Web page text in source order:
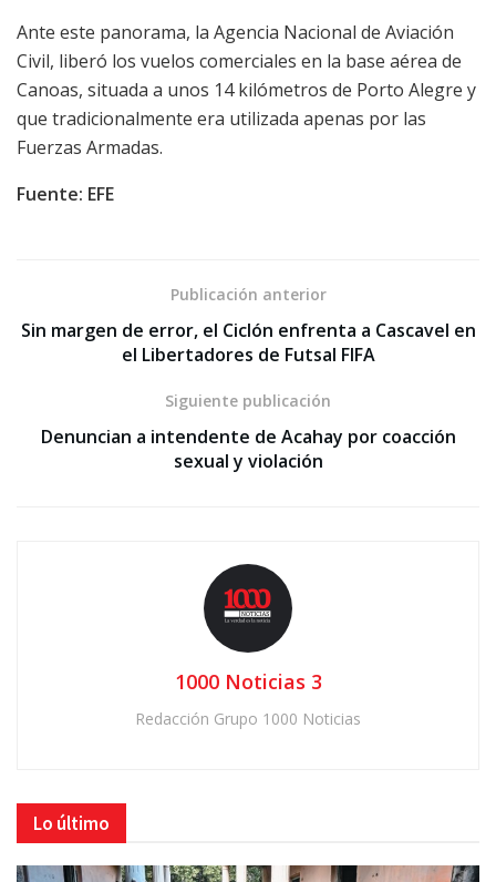
Ante este panorama, la Agencia Nacional de Aviación
Civil, liberó los vuelos comerciales en la base aérea de
Canoas, situada a unos 14 kilómetros de Porto Alegre y
que tradicionalmente era utilizada apenas por las
Fuerzas Armadas.
Fuente: EFE
Publicación anterior
Sin margen de error, el Ciclón enfrenta a Cascavel en
el Libertadores de Futsal FIFA
Siguiente publicación
Denuncian a intendente de Acahay por coacción
sexual y violación
1000 Noticias 3
Redacción Grupo 1000 Noticias
Lo último